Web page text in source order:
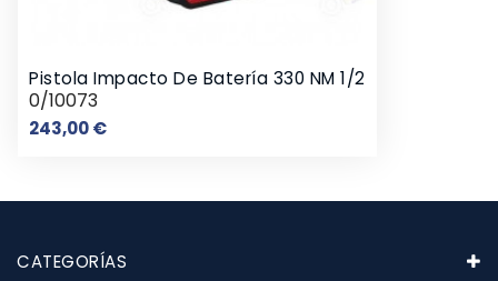
Pistola Impacto De Batería 330 NM 1/2
0/10073
243,00 €Precio
CATEGORÍAS